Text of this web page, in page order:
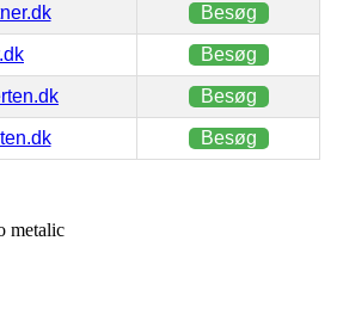
Besøg
Besøg
Besøg
Besøg
metalic